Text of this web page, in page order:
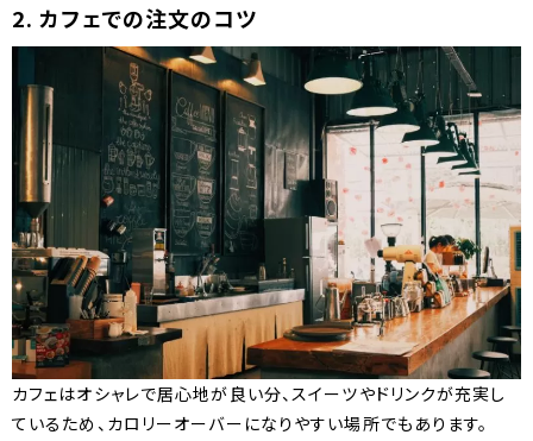
2. カフェでの注文のコツ
カフェはオシャレで居心地が良い分、スイーツやドリンクが充実し
ているため、カロリーオーバーになりやすい場所でもあります。